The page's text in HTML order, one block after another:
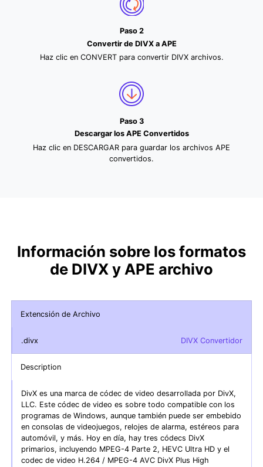
Paso 2
Convertir de DIVX a APE
Haz clic en CONVERT para convertir DIVX archivos.
Paso 3
Descargar los APE Convertidos
Haz clic en DESCARGAR para guardar los archivos APE
convertidos.
Información sobre los formatos
de DIVX y APE archivo
Extencsión de Archivo
.divx DIVX Convertidor
Description
DivX es una marca de códec de video desarrollada por DivX,
LLC. Este códec de video es sobre todo compatible con los
programas de Windows, aunque también puede ser embebido
en consolas de videojuegos, relojes de alarma, estéreos para
automóvil, y más. Hoy en día, hay tres códecs DivX
primarios, incluyendo MPEG-4 Parte 2, HEVC Ultra HD y el
codec de video H.264 / MPEG-4 AVC DivX Plus High